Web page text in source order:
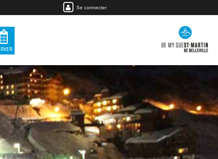
Se connecter